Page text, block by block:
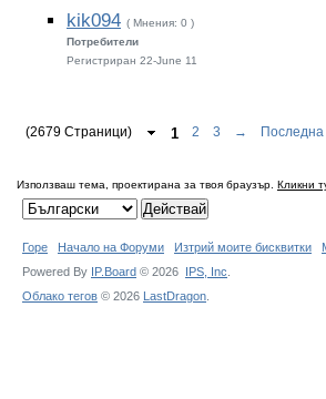
kik094 ( Мнения: 0 )
Потребители
Регистриран 22-June 11
(2679 Страници) 1 2 3 → Последна
Използваш тема, проектирана за твоя браузър. Кликни
Горе Начало на Форуми Изтрий моите бисквитки
Powered By IP.Board © 2026 IPS, Inc
Облако тегов © 2026 LastDragon